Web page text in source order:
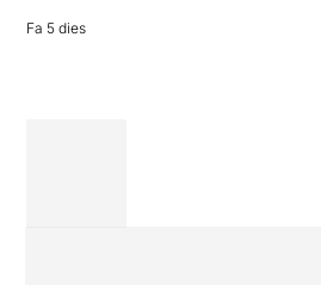
Fa 5 dies